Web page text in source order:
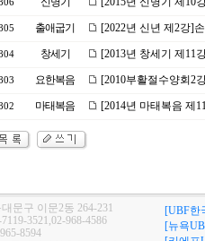
출애굽기 [2022년 신년 제2강]
창세기 [2013년 창세기 제11
요한복음 [2010부활절수양회2
마태복음 [2014년 마태복음 제
문구 이문2동 264-231
3521,02-968-4586
8594
[UBF한
[뉴욕